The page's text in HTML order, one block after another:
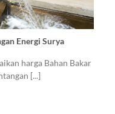
Energi Surya
harga Bahan Bakar
[...]